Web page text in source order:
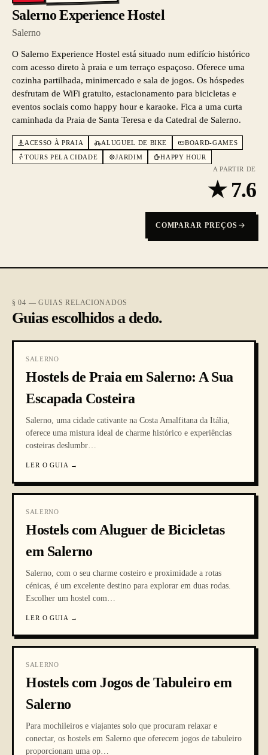
Salerno Experience Hostel
Salerno
O Salerno Experience Hostel está situado num edifício histórico
com acesso direto à praia e um terraço espaçoso. Oferece uma
cozinha partilhada, minimercado e sala de jogos. Os hóspedes
desfrutam de WiFi gratuito, estacionamento para bicicletas e
eventos sociais como happy hour e karaoke. Fica a uma curta
caminhada da Praia de Santa Teresa e da Catedral de Salerno.
ACESSO À PRAIA ALUGUEL DE BIKE
BOARD-GAMES
TOURS PELA CIDADE
JARDIM
HAPPY HOUR
A PARTIR DE
★ 7.6
COMPARAR PREÇOS
§ 04 — GUIAS RELACIONADOS
Guias escolhidos a dedo.
SALERNO
Hostels de Praia em Salerno: A Sua
Escapada Costeira
Salerno, uma cidade cativante na Costa Amalfitana da Itália,
oferece uma mistura ideal de charme histórico e experiências
costeiras deslumbr…
LER O GUIA →
SALERNO
Hostels com Aluguer de Bicicletas
em Salerno
Salerno, com o seu charme costeiro e proximidade a rotas
cénicas, é um excelente destino para explorar em duas rodas.
Escolher um hostel com…
LER O GUIA →
SALERNO
Hostels com Jogos de Tabuleiro em
Salerno
Para mochileiros e viajantes solo que procuram relaxar e
conectar, os hostels em Salerno que oferecem jogos de tabuleiro
proporcionam uma op…